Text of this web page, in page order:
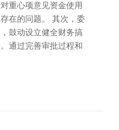
重心项意见资金使用
在的问题。 其次，委
鼓动设立健全财务搞
通过完善审批过程和